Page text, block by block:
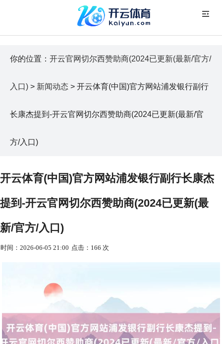
你的位置： 开云官网切尔西赞助商(2024已更新(最新/官方/
入口) > 新闻动态 > 开云体育(中国)官方网站浦发银行副行
长康杰提到-开云官网切尔西赞助商(2024已更新(最新/官
方/入口)
开云体育(中国)官方网站浦发银行副行长康杰
提到-开云官网切尔西赞助商(2024已更新(最
新/官方/入口)
时间：2026-06-05 21:00 点击：166 次